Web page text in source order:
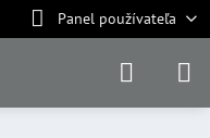
Panel používateľa